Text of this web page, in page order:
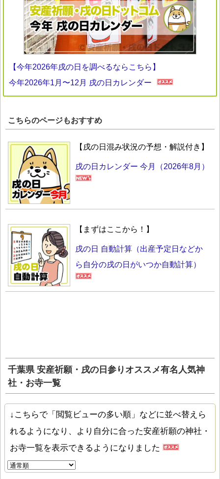
【今年2026年戌の日を調べるならこちら】
今年2026年1月〜12月 戌の日カレンダー
こちらのページもおすすめ
【戌の日混み状況の予想・解説付き】
戌の日カレンダー 今月（2026年8月）
【まずはここから！】
戌の日 自動計算（出産予定日などか
ら自分の戌の日がいつか自動計算）
千葉県 安産祈願・戌の日参りオススメ有名人気神
社・お寺一覧
↓こちらで「閲覧ビューの多い順」などに並べ替えら
れるようになり、より自分に合った安産祈願の神社・
お寺一覧を表示できるようになりました